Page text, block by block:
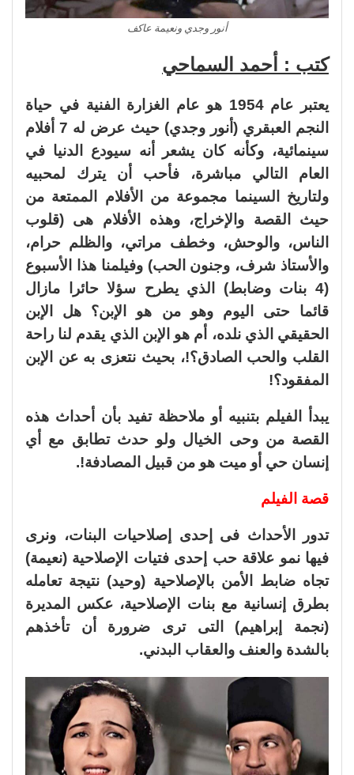
أنور وجدي ونعيمة عاكف
كتب : أحمد السماحي
يعتبر عام 1954 هو عام الغزارة الفنية في حياة
النجم العبقري (أنور وجدي) حيث عرض له 7 أفلام
سينمائية، وكأنه كان يشعر أنه سيودع الدنيا في
العام التالي مباشرة، فأحب أن يترك لمحبيه
ولتاريخ السينما مجموعة من الأفلام الممتعة من
حيث القصة والإخراج، وهذه الأفلام هى (قلوب
الناس، والوحش، وخطف مراتي، والظلم حرام،
والأستاذ شرف، وجنون الحب) وفيلمنا هذا الأسبوع
(4 بنات وضابط) الذي يطرح سؤلا حائرا مازال
قائما حتى اليوم وهو من هو الإبن؟ هل الإبن
الحقيقي الذي نلده، أم هو الإبن الذي يقدم لنا راحة
القلب والحب الصادق؟!، بحيث نتعزى به عن الإبن
المفقود؟!
يبدأ الفيلم بتنبيه أو ملاحظة تفيد بأن أحداث هذه
القصة من وحى الخيال ولو حدث تطابق مع أي
إنسان حي أو ميت هو من قبيل المصادفة!.
قصة الفيلم
تدور الأحداث فى إحدى إصلاحيات البنات، ونرى
فيها نمو علاقة حب إحدى فتيات الإصلاحية (نعيمة)
تجاه ضابط الأمن بالإصلاحية (وحيد) نتيجة تعامله
بطرق إنسانية مع بنات الإصلاحية، عكس المديرة
(نجمة إبراهيم) التى ترى ضرورة أن تأخذهم
بالشدة والعنف والعقاب البدني.